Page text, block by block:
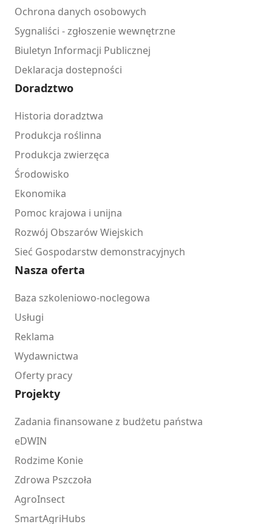
Ochrona danych osobowych
Sygnaliści - zgłoszenie wewnętrzne
Biuletyn Informacji Publicznej
Deklaracja dostepności
Doradztwo
Historia doradztwa
Produkcja roślinna
Produkcja zwierzęca
Środowisko
Ekonomika
Pomoc krajowa i unijna
Rozwój Obszarów Wiejskich
Sieć Gospodarstw demonstracyjnych
Nasza oferta
Baza szkoleniowo-noclegowa
Usługi
Reklama
Wydawnictwa
Oferty pracy
Projekty
Zadania finansowane z budżetu państwa
eDWIN
Rodzime Konie
Zdrowa Pszczoła
AgroInsect
SmartAgriHubs